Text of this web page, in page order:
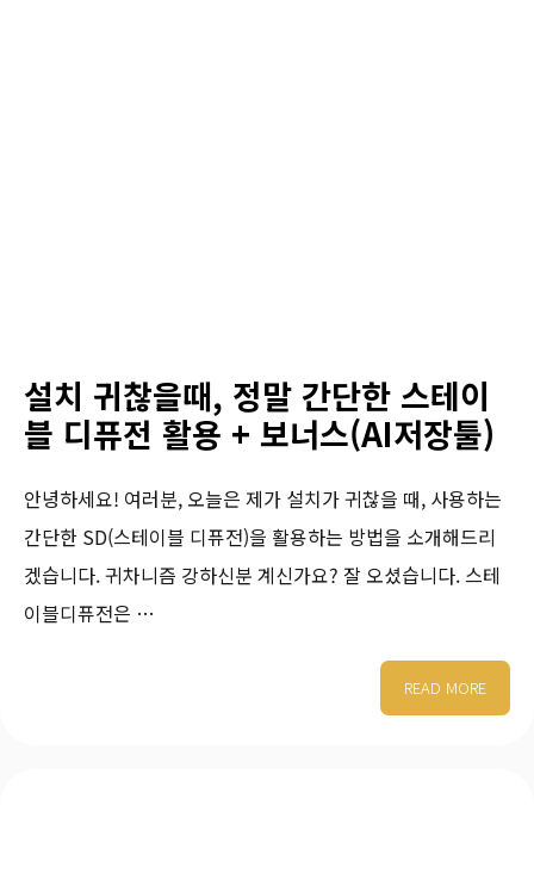
설치 귀찮을때, 정말 간단한 스테이
블 디퓨전 활용 + 보너스(AI저장툴)
안녕하세요! 여러분, 오늘은 제가 설치가 귀찮을 때, 사용하는
간단한 SD(스테이블 디퓨전)을 활용하는 방법을 소개해드리
겠습니다. 귀차니즘 강하신분 계신가요? 잘 오셨습니다. 스테
이블디퓨전은 …
READ MORE